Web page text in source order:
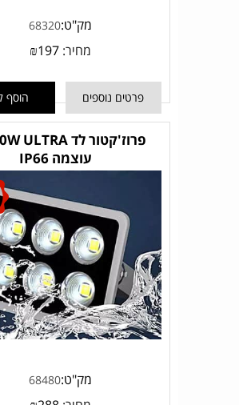
מק"ט:68320
מחיר: ₪197
פרטים נוספים הוסף
עוצמה IP66
מק"ט:68480